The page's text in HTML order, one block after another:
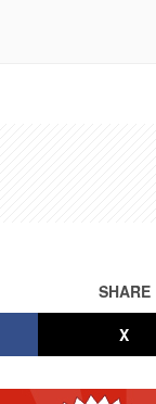
SHARE
X